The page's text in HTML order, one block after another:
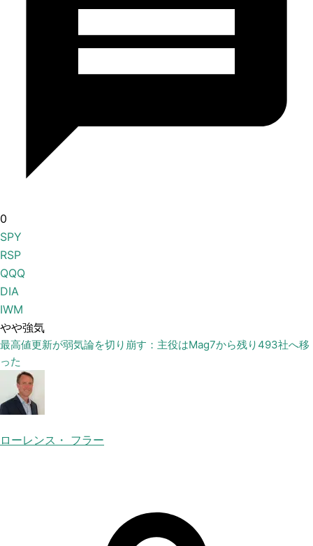
0
SPY
RSP
QQQ
DIA
IWM
やや強気
最高値更新が弱気論を切り崩す：主役はMag7から残り493社へ移
った
ローレンス・ フラー